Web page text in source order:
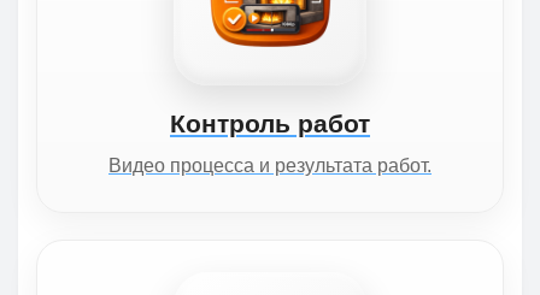
Контроль работ
Видео процесса и результата работ.